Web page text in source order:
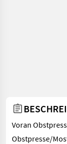
Voran
Obstpresse/